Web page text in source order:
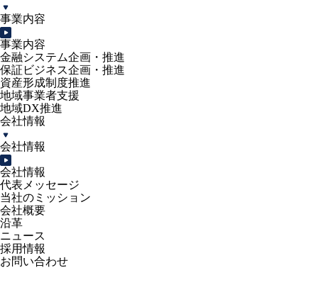
事業内容
事業内容
金融システム企画・推進
保証ビジネス企画・推進
資産形成制度推進
地域事業者支援
地域DX推進
会社情報
会社情報
会社情報
代表メッセージ
当社のミッション
会社概要
沿革
ニュース
採用情報
お問い合わせ